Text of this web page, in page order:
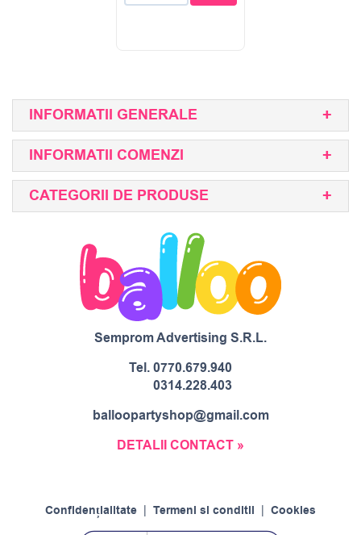
INFORMATII GENERALE
INFORMATII COMENZI
CATEGORII DE PRODUSE
Semprom Advertising S.R.L.
Tel.0770.679.940
0314.228.403
balloopartyshop@gmail.com
DETALII CONTACT »
Confidențialitate | Termeni si conditii | Cookies